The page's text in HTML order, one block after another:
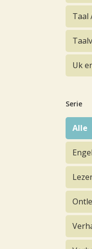
Taal
Uk
Serie
Alle